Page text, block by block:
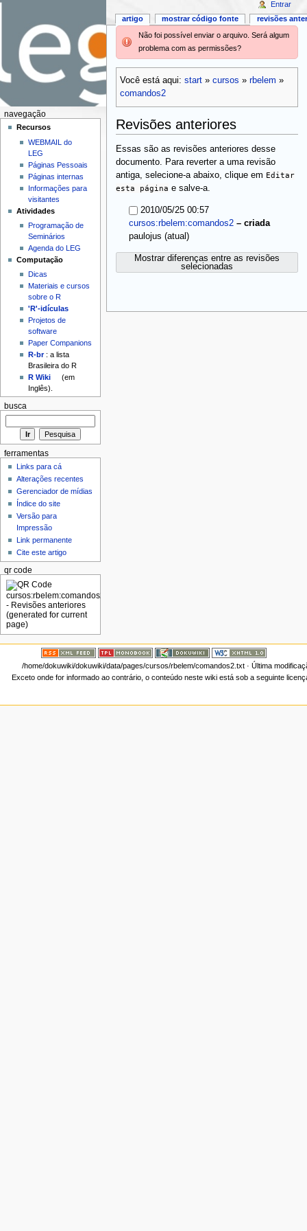
Não foi possível enviar o arquivo. Será algum
problema com as permissões?
Você está aqui: start» cursos » rbelem »
comandos2
Revisões anteriores
Essas são as revisões anteriores desse
documento. Para reverter a uma revisão
antiga, selecione-a abaixo, clique em Editar
esta página e salve-a.
2010/05/25 00:57
cursos:rbelem:comandos2 – criada
paulojus (atual)
Mostrar diferenças entre as revisões
selecionadas
artigo mostrar código fonte revisões
Entrar
navegação
Recursos
WEBMAIL do
LEG
Páginas Pessoais
Páginas internas
Informações para
visitantes
Atividades
Programação de
Seminários
Agenda do LEG
Computação
Dicas
Materiais e cursos
sobre o R
'R'-idículas
Projetos de
software
Paper Companions
R-br: a lista
Brasileira do R
R Wiki
(em
Inglês).
busca
ferramentas
Links para cá
Alterações recentes
Gerenciador de mídias
Índice do site
Versão para
Impressão
Link permanente
Cite este artigo
qr code
/home/dokuwiki/dokuwiki/data/pages/cursos/rbelem/comandos2.txt· Última
Exceto onde for informado ao contrário, o conteúdo neste wiki está sob a seguinte